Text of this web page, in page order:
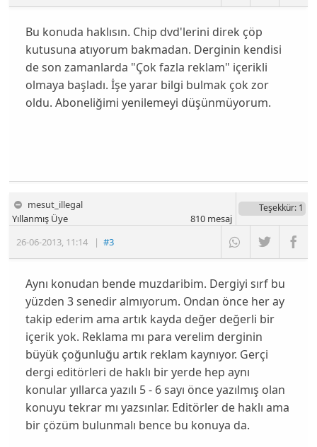
Bu konuda haklısın. Chip dvd'lerini direk çöp
kutusuna atıyorum bakmadan. Derginin kendisi
de son zamanlarda "Çok fazla reklam" içerikli
olmaya başladı. İşe yarar bilgi bulmak çok zor
oldu. Aboneliğimi yenilemeyi düşünmüyorum.
mesut_illegal
26-06-2013, 11:14 |#3
Yıllanmış Üye
Teşekkür: 1
810mesaj
Aynı konudan bende muzdaribim. Dergiyi sırf bu
yüzden 3 senedir almıyorum. Ondan önce her ay
takip ederim ama artık kayda değer değerli bir
içerik yok. Reklama mı para verelim derginin
büyük çoğunluğu artık reklam kaynıyor. Gerçi
dergi editörleri de haklı bir yerde hep aynı
konular yıllarca yazılı 5 - 6 sayı önce yazılmış olan
konuyu tekrar mı yazsınlar. Editörler de haklı ama
bir çözüm bulunmalı bence bu konuya da.